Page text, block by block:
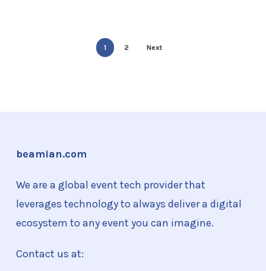
1 2 Next
beamian.com
We are a global event tech provider that
leverages technology to always deliver a digital
ecosystem to any event you can imagine.
Contact us at: